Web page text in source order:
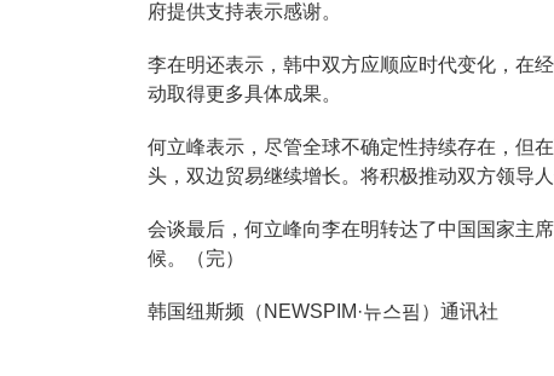
府提供支持表示感谢。
李在明还表示，韩中双方应顺应时代变化，在
动取得更多具体成果。
何立峰表示，尽管全球不确定性持续存在，但
头，双边贸易继续增长。将积极推动双方领导
会谈最后，何立峰向李在明转达了中国国家主
候。（完）
韩国纽斯频（NEWSPIM·뉴스핌）通讯社